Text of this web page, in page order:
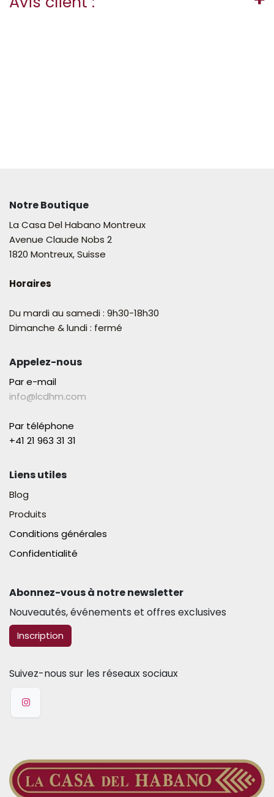
Notre Boutique
La Casa Del Habano Montreux
Avenue Claude Nobs 2
1820 Montreux, Suisse
Horaires
Du mardi au samedi : 9h30-18h30
Dimanche & lundi : fermé
Appelez-nous
Par e-mail
info@lcdhm.com
Par téléphone
+41 21 963 31 31​
Liens utiles
Blog
Produits
Conditions générales
Confidentialité
Abonnez-vous à notre newsletter​
Nouveautés, événements et offres exclusives
​​​​Inscription
Suivez-nous sur les réseaux sociaux